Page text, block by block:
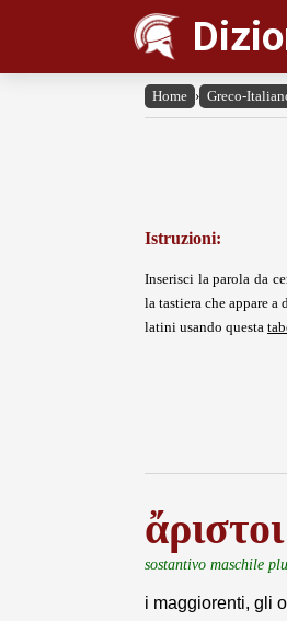
Home › Greco-
Istruzioni:
Inserisci la parola da
la tastiera che appare
latini usando questa
ἄριστοι
sostantivo maschile
i maggiorenti, gli